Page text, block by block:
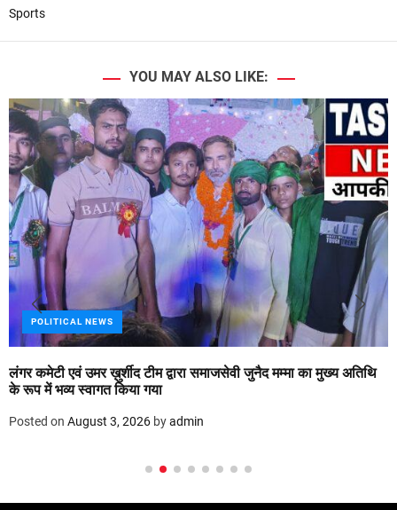
Sports
YOU MAY ALSO LIKE:
POLITICAL NEWS
लंगर कमेटी एवं उमर ख़ुर्शीद टीम द्वारा समाजसेवी जुनैद मम्मा का मुख्य अतिथि
के रूप में भव्य स्वागत किया गया
Posted on August 3, 2026 byadmin